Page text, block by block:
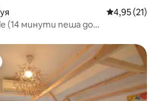
Средна
4,95 (21)
(14 минути пеша до